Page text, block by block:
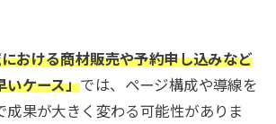
おける商材販売や予約申し込みなど
いケース」では、ページ構成や導線を
成果が大きく変わる可能性がありま